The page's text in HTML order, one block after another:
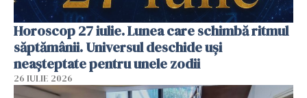
Horoscop 27 iulie. Lunea care schimbă ritmul
săptămânii. Universul deschide uși
neașteptate pentru unele zodii
26 IULIE 2026